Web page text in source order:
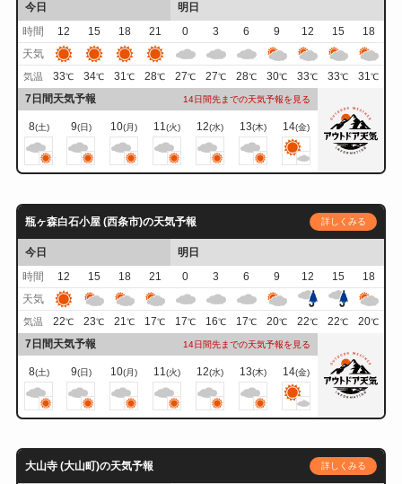
今日
明日
時間
12 15 18 21 0 3 6 9 12 15
18
天気
気温 33℃ 34℃ 31℃ 28℃ 27℃ 27℃ 28℃ 30℃ 33℃ 33℃ 31℃
7日間天気予報 14日間先までの天気予報を見る
8(土) 9(日) 10(月) 11(火) 12(水) 13(木) 14(金)
瓶ヶ森白石小屋 (西条市)の天気予報 詳しくみる
今日
明日
時間
12 15 18 21 0 3 6 9 12 15
18
天気
気温 22℃ 23℃ 21℃ 17℃ 17℃ 16℃ 17℃ 20℃ 22℃ 22℃ 20℃
7日間天気予報 14日間先までの天気予報を見る
8(土) 9(日) 10(月) 11 (火) 12(水) 13(木) 14(金)
大山寺 (大山町)の天気予報 詳しくみる